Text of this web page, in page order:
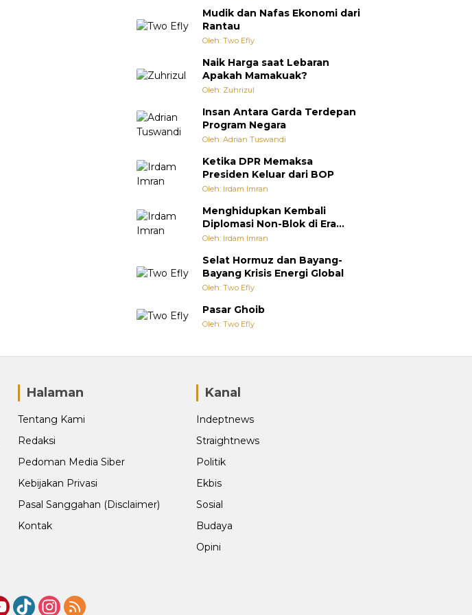
Mudik dan Nafas Ekonomi dari
Rantau
Oleh: Two Efly
Naik Harga saat Lebaran
Apakah Mamakuak?
Oleh: Zuhrizul
Insan Antara Garda Terdepan
Program Negara
Oleh: Adrian Tuswandi
Ketika DPR Memaksa
Presiden Keluar dari BOP
Oleh: Irdam Imran
Menghidupkan Kembali
Diplomasi Non-Blok di Era
Multipolar
Oleh: Irdam Imran
Selat Hormuz dan Bayang-
Bayang Krisis Energi Global
Oleh: Two Efly
Pasar Ghoib
Oleh: Two Efly
Halaman
Tentang Kami
Redaksi
Pedoman Media Siber
Kebijakan Privasi
Pasal Sanggahan (Disclaimer)
Kontak
Kanal
Indeptnews
Straightnews
Politik
Ekbis
Sosial
Budaya
Opini